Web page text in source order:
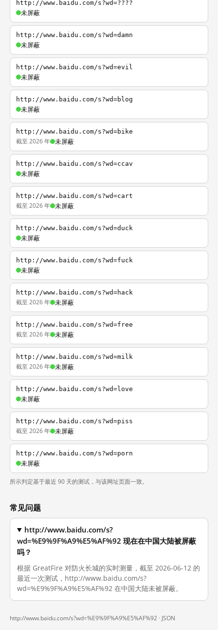
http://www.baidu.com/s?wd=????
未屏蔽
http://www.baidu.com/s?wd=damn
未屏蔽
http://www.baidu.com/s?wd=evil
未屏蔽
http://www.baidu.com/s?wd=blog
未屏蔽
http://www.baidu.com/s?wd=bike
截至 2026 年 未屏蔽
http://www.baidu.com/s?wd=ccav
未屏蔽
http://www.baidu.com/s?wd=cart
截至 2026 年 未屏蔽
http://www.baidu.com/s?wd=duck
未屏蔽
http://www.baidu.com/s?wd=fuck
未屏蔽
http://www.baidu.com/s?wd=hack
截至 2026 年 未屏蔽
http://www.baidu.com/s?wd=free
截至 2026 年 未屏蔽
http://www.baidu.com/s?wd=milk
截至 2026 年 未屏蔽
http://www.baidu.com/s?wd=love
未屏蔽
http://www.baidu.com/s?wd=piss
截至 2026 年 未屏蔽
http://www.baidu.com/s?wd=porn
未屏蔽
所示判定基于最近 90 天的测试，与该网址页面一致。
常见问题
http://www.baidu.com/s?
wd=%E9%9F%A9%E5%AF%92 现在在中国大陆被屏蔽
吗？
根据 GreatFire 对防火长城的实时测量，截至 2026-06-12 的
最近一次测试，http://www.baidu.com/s?
wd=%E9%9F%A9%E5%AF%92 在中国大陆未被屏蔽。
http://www.baidu.com/s?wd=%E9%9F%A9%E5%AF%92 · JSON